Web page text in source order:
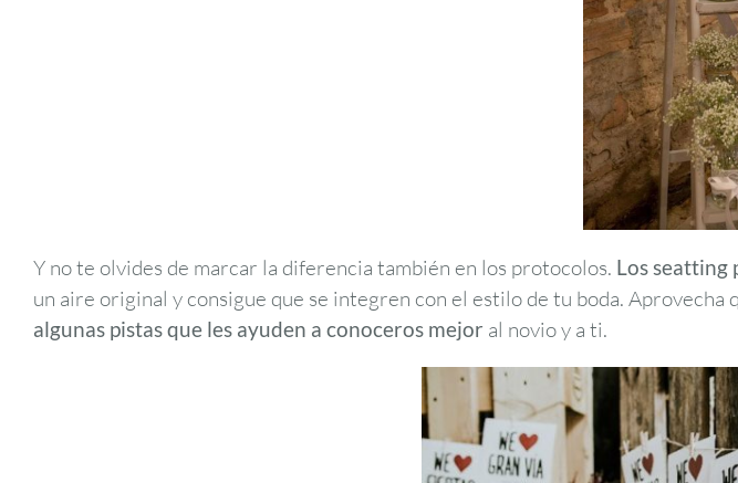
Y no te olvides de marcar la diferencia también en los protocolos. Los seatting
un aire original y consigue que se integren con el estilo de tu boda. Aprovecha
algunas pistas que les ayuden a conoceros mejor al novio y a ti.